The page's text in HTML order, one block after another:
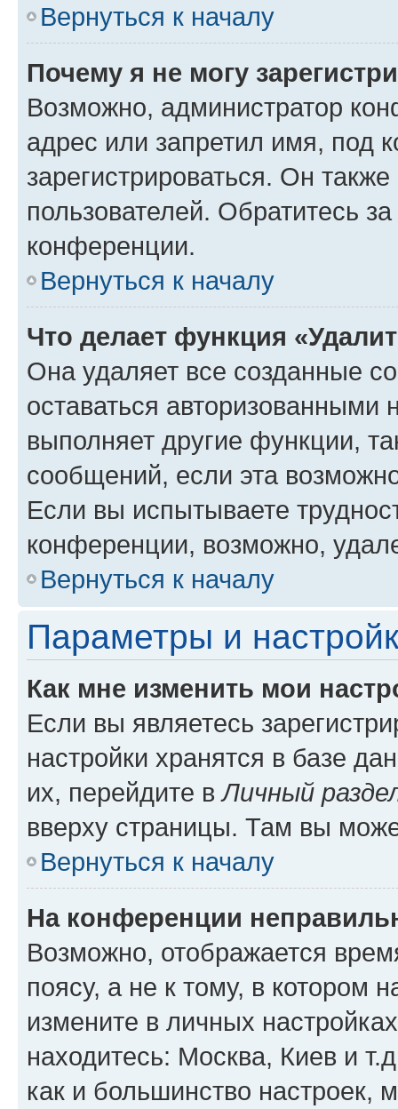
Вернуться к началу
Почему я не могу
Возможно, администратор
адрес или запретил имя, под
зарегистрироваться. Он
пользователей. Обратитесь
конференции.
Вернуться к началу
Что делает функция
Она удаляет все созданные
оставаться авторизованными
выполняет другие функции,
сообщений, если эта
Если вы испытываете
конференции, возможно,
Вернуться к началу
Параметры и
Как мне изменить мои
Если вы являетесь
настройки хранятся в базе
их, перейдите вЛичный
вверху страницы. Там вы
Вернуться к началу
На конференции
Возможно, отображается
поясу, а не к тому, в котором
измените в личных
находитесь: Москва, Киев и
как и большинство настроек,